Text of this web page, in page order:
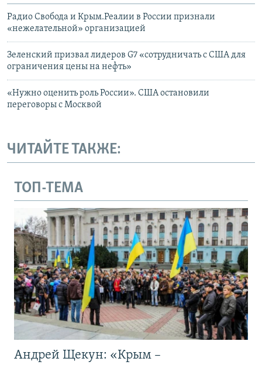
Радио Свобода и Крым.Реалии в России признали
«нежелательной» организацией
Зеленский призвал лидеров G7 «сотрудничать с США для
ограничения цены на нефть»
«Нужно оценить роль России». США остановили
переговоры с Москвой
ЧИТАЙТЕ ТАКЖЕ:
ТОП-ТЕМА
Андрей Щекун: «Крым –